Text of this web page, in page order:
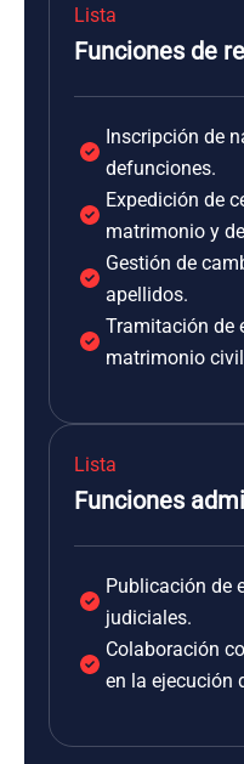
Lista
Funciones de
Inscripción de
defunciones.
Expedición de
matrimonio y
Gestión de
apellidos.
Tramitación de
matrimonio
Lista
Funciones
Publicación de
judiciales.
Colaboración
en la ejecución